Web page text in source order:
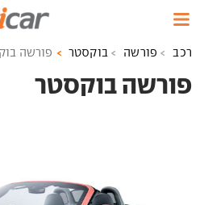
רכב פורשה בוקסטר פורשה
פורשה בוקסטר ‏